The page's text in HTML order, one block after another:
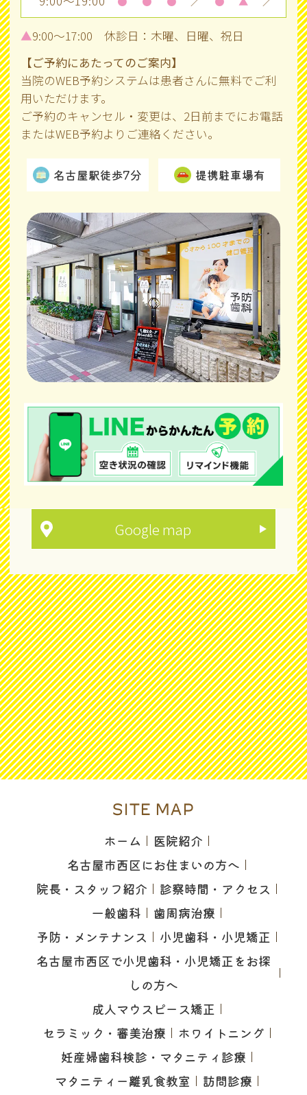
▲9:00～17:00 休診日：木曜、日曜、祝日
【ご予約にあたってのご案内】
当院のWEB予約システムは患者さんに無料でご利
用いただけます。
ご予約のキャンセル・変更は、2日前までにお電話
またはWEB予約よりご連絡ください。
名古屋駅徒歩7分 提携駐車場有
Google map
SITE MAP
ホーム
医院紹介
名古屋市西区にお住まいの方へ
院長・スタッフ紹介
診察時間・アクセス
一般歯科
歯周病治療
予防・メンテナンス
小児歯科・小児矯正
名古屋市西区で小児歯科・小児矯正をお探
しの方へ
成人マウスピース矯正
セラミック・審美治療
ホワイトニング
妊産婦歯科検診・マタニティ診療
マタニティー離乳食教室
訪問診療